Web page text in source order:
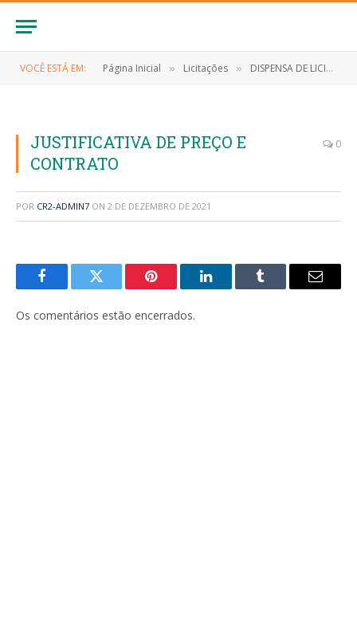
VOCÊ ESTÁ EM: Página Inicial » Licitações » DISPENSA DE LICITAÇÃO Nº 013/2021 (CONTRATAÇÃO DE EMPRESA ESPECIALIZADA NA PRESTAÇÃO DOS SERVIÇOS DE PROVEDOR DE INTERNET)
JUSTIFICATIVA DE PREÇO E
CONTRATO
0
POR CR2-ADMIN7 ON 2 DE DEZEMBRO DE 2021
FacebookTwitter Pinterest LinkedInTumblr
E-
Os comentários estão encerrados.